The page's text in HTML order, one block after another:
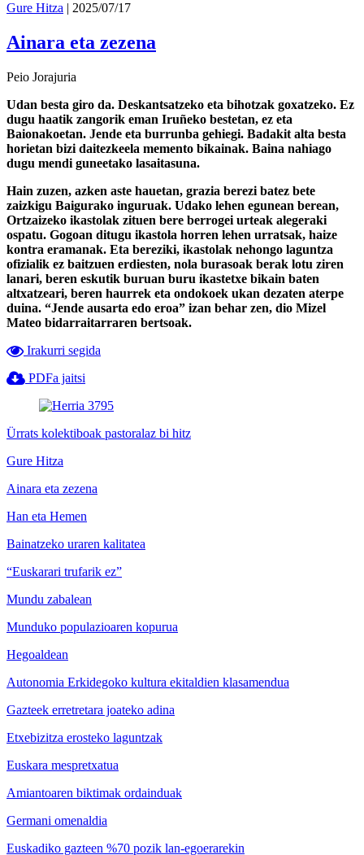
Gure Hitza | 2025/07/17
Ainara eta zezena
Peio Jorajuria
Udan besta giro da. Deskantsatzeko eta bihotzak goxatzeko. Ez
dugu haatik zangorik eman Iruñeko bestetan, ez eta
Baionakoetan. Jende eta burrunba gehiegi. Badakit alta besta
horietan bizi daitezkeela memento bikainak. Baina nahiago
dugu mendi guneetako lasaitasuna.
Hain zuzen, azken aste hauetan, grazia berezi batez bete
zaizkigu Baigurako inguruak. Udako lehen egunean berean,
Ortzaizeko ikastolak zituen bere berrogei urteak alegeraki
ospatu. Gogoan ditugu ikastola horren lehen urratsak, haize
kontra eramanak. Eta bereziki, ikastolak nehongo laguntza
ofizialik ez baitzuen erdiesten, nola burasoak berak lotu ziren
lanari, beren eskutik buruan buru ikastetxe bikain baten
altxatzeari, beren haurrek eta ondokoek ukan dezaten aterpe
duina. “Jende ausarta edo eroa” izan behar zen, dio Mizel
Mateo bidarraitarraren bertsoak.
Irakurri segida
PDFa jaitsi
Ürrats kolektiboak pastoralaz bi hitz
Gure Hitza
Ainara eta zezena
Han eta Hemen
Bainatzeko uraren kalitatea
“Euskarari trufarik ez”
Mundu zabalean
Munduko populazioaren kopurua
Hegoaldean
Autonomia Erkidegoko kultura ekitaldien klasamendua
Gazteek erretretara joateko adina
Etxebizitza erosteko laguntzak
Euskara mespretxatua
Amiantoaren biktimak ordainduak
Germani omenaldia
Euskadiko gazteen %70 pozik lan-egoerarekin